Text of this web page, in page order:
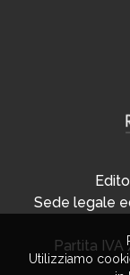
Sede legale
Partita
Utilizziamo